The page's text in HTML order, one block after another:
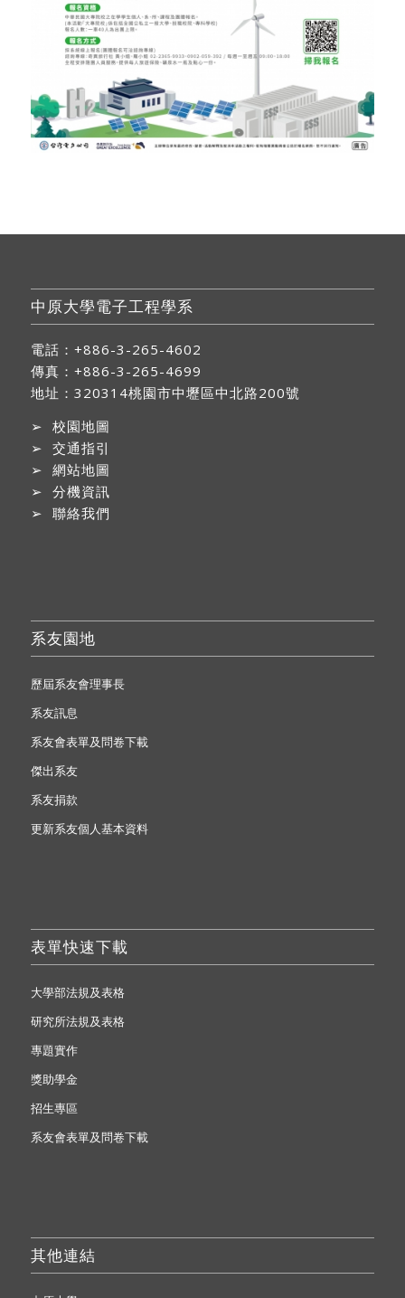
中原大學電子工程學系
電話：+886-3-265-4602
傳真：+886-3-265-4699
地址： 320314桃園市中壢區中北路200號
➢ 校園地圖
➢ 交通指引
➢ 網站地圖
➢ 分機資訊
➢ 聯絡我們
系友園地
歷屆系友會理事長
系友訊息
系友會表單及問卷下載
傑出系友
系友捐款
更新系友個人基本資料
表單快速下載
大學部法規及表格
研究所法規及表格
專題實作
獎助學金
招生專區
系友會表單及問卷下載
其他連結